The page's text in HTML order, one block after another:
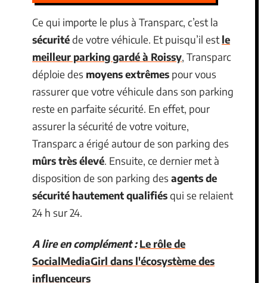
Ce qui importe le plus à Transparc, c’est la
sécuritéde votre véhicule. Et puisqu’il est le
meilleur parking gardé à Roissy, Transparc
déploie des moyens extrêmes pour vous
rassurer que votre véhicule dans son parking
reste en parfaite sécurité. En effet, pour
assurer la sécurité de votre voiture,
Transparc a érigé autour de son parking des
mûrs très élevé. Ensuite, ce dernier met à
disposition de son parking des agents de
sécurité hautement qualifiésqui se relaient
24 h sur 24.
A lire en complément : Le rôle de
SocialMediaGirl dans l'écosystème des
influenceurs